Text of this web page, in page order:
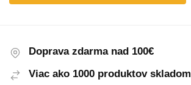
Doprava zdarma nad 100€
Viac ako 1000 produktov skladom